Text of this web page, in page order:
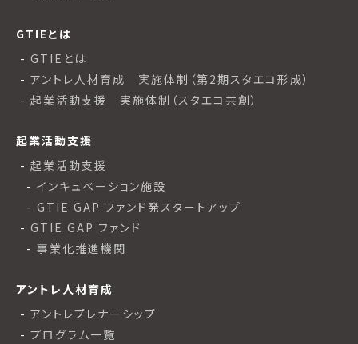
GTIEとは
GTIEとは
アントレ人材育成 実施体制（第2期スタエコ形成）
起業活動支援 実施体制（スタエコ共創）
起業活動支援
起業活動支援
インキュベーション施設
GTIE GAP ファンド発スタートアップ
GTIE GAP ファンド
事業化推進機関
アントレ人材育成
アントレプレナーシップ
プログラム一覧